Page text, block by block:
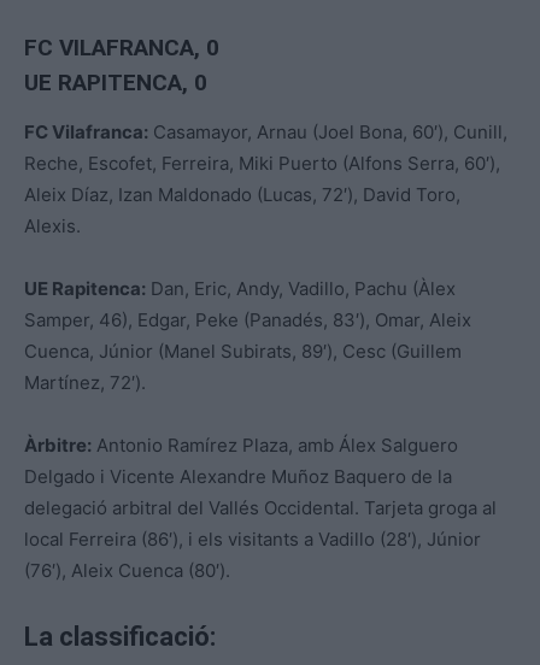
FC VILAFRANCA, 0
UE RAPITENCA, 0
FC Vilafranca: Casamayor, Arnau (Joel Bona, 60′), Cunill,
Reche, Escofet, Ferreira, Miki Puerto (Alfons Serra, 60′),
Aleix Díaz, Izan Maldonado (Lucas, 72′), David Toro,
Alexis.
UE Rapitenca: Dan, Eric, Andy, Vadillo, Pachu (Àlex
Samper, 46), Edgar, Peke (Panadés, 83′), Omar, Aleix
Cuenca, Júnior (Manel Subirats, 89′), Cesc (Guillem
Martínez, 72′).
Àrbitre: Antonio Ramírez Plaza, amb Álex Salguero
Delgado i Vicente Alexandre Muñoz Baquero de la
delegació arbitral del Vallés Occidental. Tarjeta groga al
local Ferreira (86′), i els visitants a Vadillo (28′), Júnior
(76′), Aleix Cuenca (80′).
La classificació: